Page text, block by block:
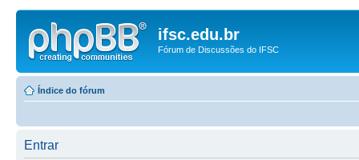
ifsc.edu.br
Fórum de Discussões do IFSC
Índice do fórum
Entrar